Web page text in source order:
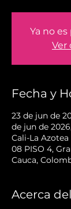
Ya no
Ver
Fecha y
23 de jun de
de jun de
Cali-La
08 PISO 4,
Cauca,
Acerca